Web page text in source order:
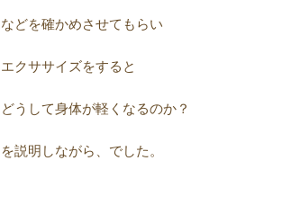
などを確かめさせてもらい
エクササイズをすると
どうして身体が軽くなるのか？
を説明しながら、でした。